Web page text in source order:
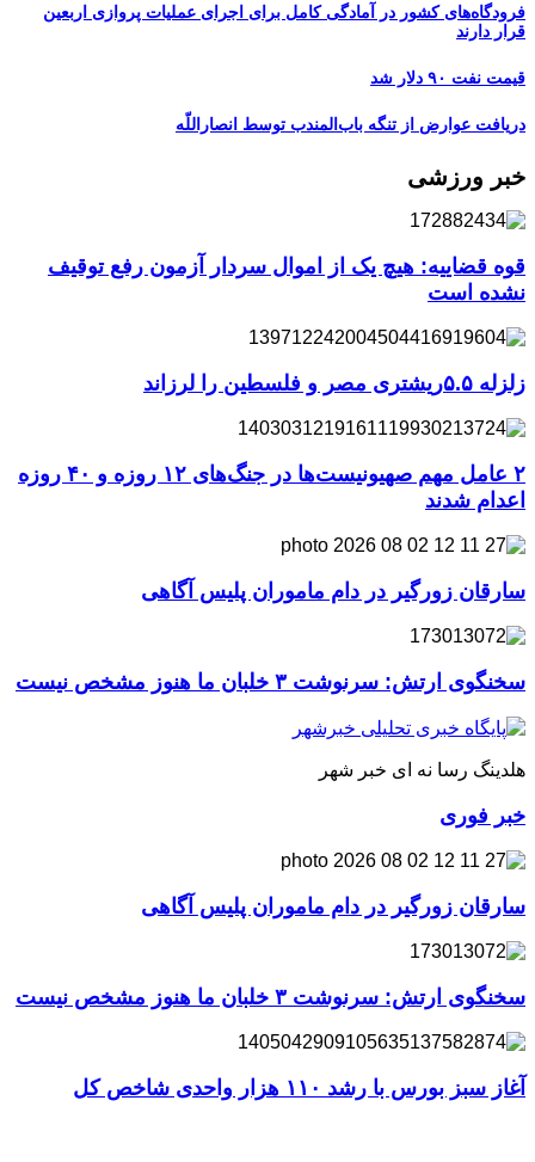
فرودگاه‌های کشور در آمادگی کامل برای اجرای عملیات پروازی اربعین
قرار دارند
قیمت نفت ۹۰ دلار شد
دریافت عوارض از تنگه باب‌المندب توسط انصاراللّه
خبر ورزشی
قوه قضاییه: هیچ یک از اموال سردار آزمون رفع توقیف
نشده است
زلزله ۵.۵ریشتری مصر و فلسطین را لرزاند
۲ عامل مهم صهیونیست‌ها در جنگ‌های ۱۲ روزه و ۴۰ روزه
اعدام شدند
سارقان زورگیر در دام ماموران پلیس آگاهی
سخنگوی ارتش: سرنوشت ۳ خلبان ما هنوز مشخص نیست
هلدینگ رسا نه ای خبر شهر
خبر فوری
سارقان زورگیر در دام ماموران پلیس آگاهی
سخنگوی ارتش: سرنوشت ۳ خلبان ما هنوز مشخص نیست
آغاز سبز بورس با رشد ۱۱۰ هزار واحدی شاخص کل